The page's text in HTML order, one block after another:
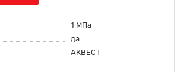
1 МПа
да
АКВЕСТ